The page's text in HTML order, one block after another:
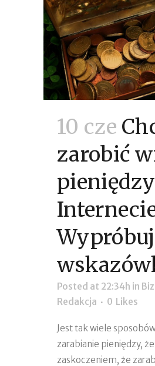
10 cze
zarobić
Posted at 22:34h in
Redakcja
0 Likes
Jest tak wiele
zarabianie pieniędzy,
zaskoczeniem, że